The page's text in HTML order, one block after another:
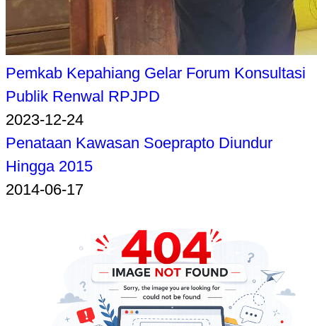
Pemkab Kepahiang Gelar Forum Konsultasi
Publik Renwal RPJPD
2023-12-24
Penataan Kawasan Soeprapto Diundur
Hingga 2015
2014-06-17